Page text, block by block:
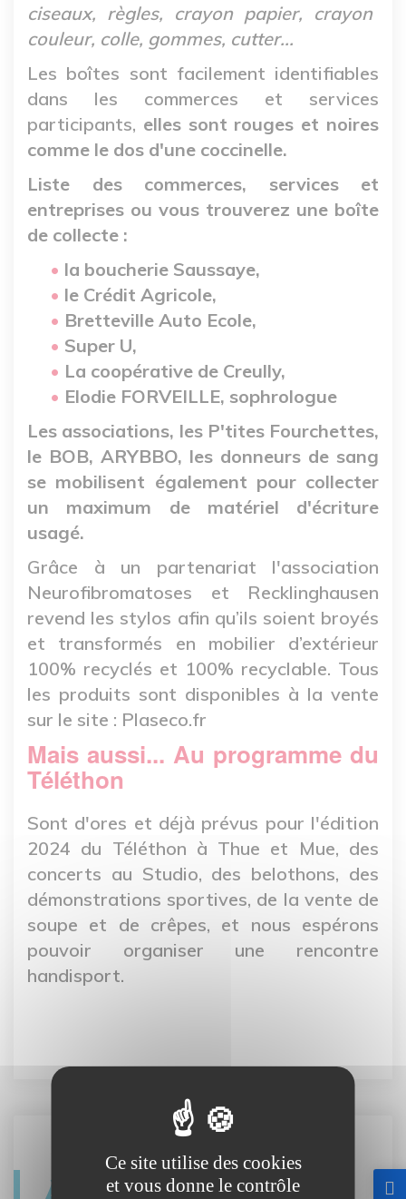
ciseaux, règles, crayon papier, crayon
couleur, colle, gommes, cutter...
Les boîtes sont facilement identifiables
dans les commerces et services
participants, elles sont rouges et noires
comme le dos d'une coccinelle.
Liste des commerces, services et
entreprises ou vous trouverez une boîte
de collecte :
la boucherie Saussaye,
le Crédit Agricole,
Bretteville Auto Ecole,
Super U,
La coopérative de Creully,
Elodie FORVEILLE, sophrologue
Les associations, les P'tites Fourchettes,
le BOB, ARYBBO, les donneurs de sang
se mobilisent également pour collecter
un maximum de matériel d'écriture
usagé.
Grâce à un partenariat l'association
Neurofibromatoses et Recklinghausen
revend les stylos afin qu’ils soient broyés
et transformés en mobilier d’extérieur
100% recyclés et 100% recyclable. Tous
les produits sont disponibles à la vente
sur le site : Plaseco.fr
Mais aussi... Au programme du
Téléthon
Sont d'ores et déjà prévus pour l'édition
2024 du Téléthon à Thue et Mue, des
concerts au Studio, des belothons, des
démonstrations sportives, de la vente de
soupe et de crêpes, et nous espérons
pouvoir organiser une rencontre
handisport.
Ce site utilise des cookies
et vous donne le contrôle